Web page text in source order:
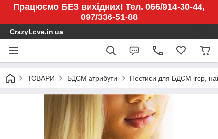
Працюємо БЕЗ вихідних! Тел. 066/914-30-44,
097/336-51-88
CrazyLove.in.ua
ТОВАРИ БДСМ атрибути Пестиси для БДСМ ігор,